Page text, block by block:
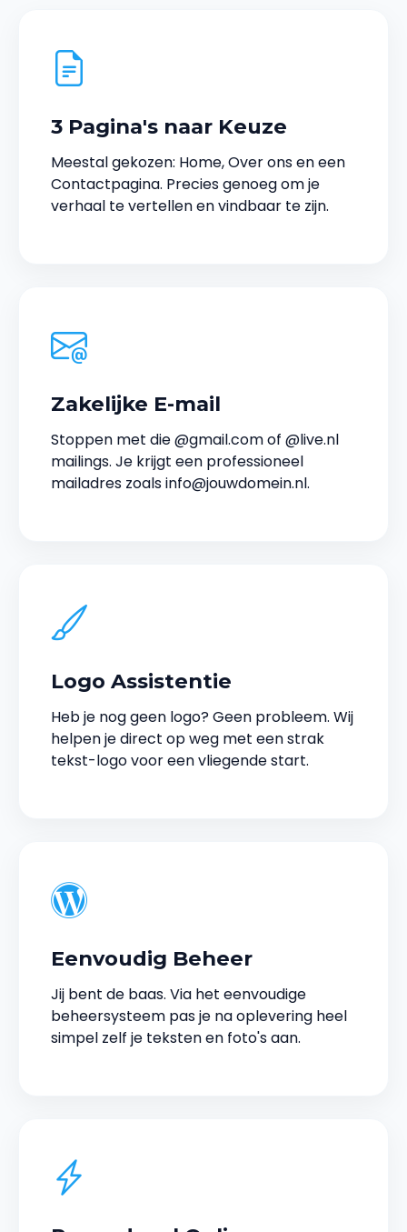
3 Pagina's naar Keuze
Meestal gekozen: Home, Over ons en een
Contactpagina. Precies genoeg om je
verhaal te vertellen en vindbaar te zijn.
Zakelijke E-mail
Stoppen met die @gmail.com of @live.nl
mailings. Je krijgt een professioneel
mailadres zoals info@jouwdomein.nl.
Logo Assistentie
Heb je nog geen logo? Geen probleem. Wij
helpen je direct op weg met een strak
tekst-logo voor een vliegende start.
Eenvoudig Beheer
Jij bent de baas. Via het eenvoudige
beheersysteem pas je na oplevering heel
simpel zelf je teksten en foto's aan.